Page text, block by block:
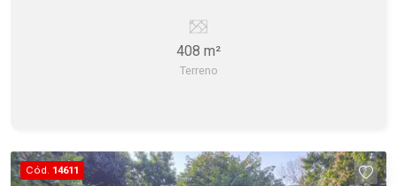
Oferece 408m² de área total, sendo 12,10 metros
de frente para Rua. Aceita Financiamento!
408 m²
Terreno
Cód. 14611